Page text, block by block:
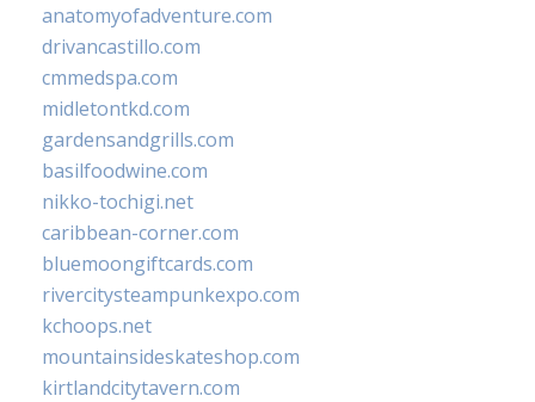
anatomyofadventure.com
drivancastillo.com
cmmedspa.com
midletontkd.com
gardensandgrills.com
basilfoodwine.com
nikko-tochigi.net
caribbean-corner.com
bluemoongiftcards.com
rivercitysteampunkexpo.com
kchoops.net
mountainsideskateshop.com
kirtlandcitytavern.com